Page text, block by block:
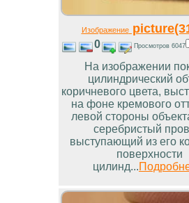
Изображение
0 Просмотров 6047
На изображении
цилиндрический
коричневого цвета,
на фоне кремового
левой стороны
серебристый
выступающий из его
поверхности
цилинд...